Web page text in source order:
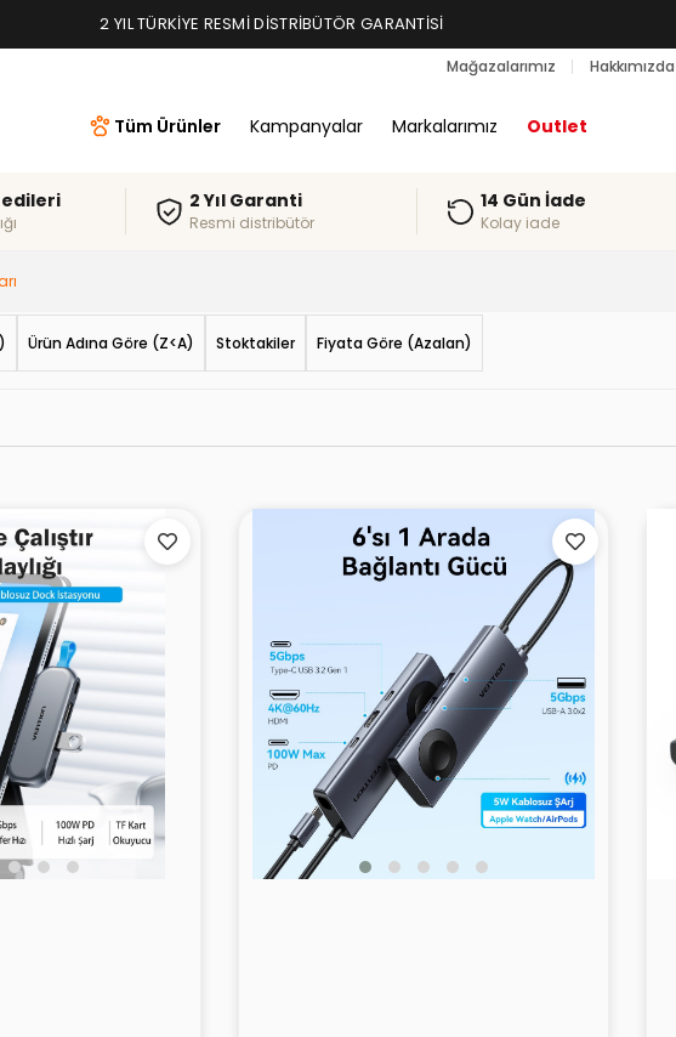
2 YIL TÜRKIYE RESMI DISTRIBÜTÖR GARANTISI
Mağazalarımız Hakkımızda
Tüm Ürünler Kampanyalar Markalarımız Outlet
2 Yıl Garanti
Resmi distribütör
14 Gün İade
Kolay iade
Fiyata Göre (Azalan)
Ürün Adına Göre (Z<A) Stoktakiler